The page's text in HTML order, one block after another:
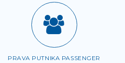
PRAVA PUTNIKA PASSENGER